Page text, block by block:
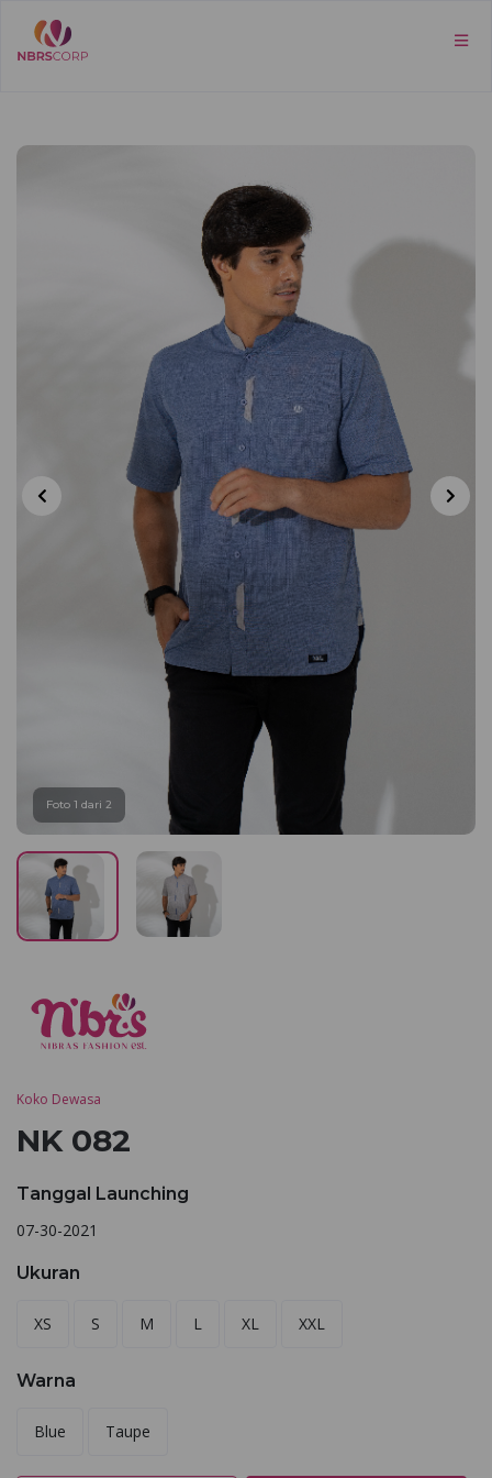
Foto 1 dari 2
Koko Dewasa
NK 082
Tanggal Launching
07-30-2021
Ukuran
XS S M L XL XXL
Warna
Blue Taupe